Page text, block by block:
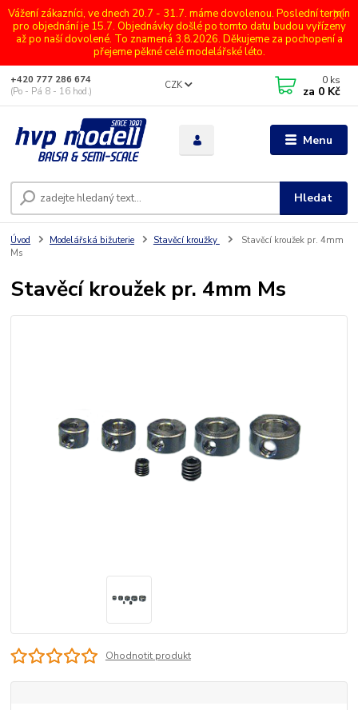
Vážení zákazníci, ve dnech 20.7 - 31.7. máme dovolenou. Poslední termín
pro objednání je 15.7. Objednávky došlé po tomto datu budou vyřízeny
až po naší dovolené. To znamená 3.8.2026. Děkujeme za pochopení a
přejeme pěkné celé modelářské léto.
Menu
CZK
Hledat
+420 777 286 674
(Po - Pá 8 - 16 hod.)
0 ks
za 0 Kč
Úvod Modelářská bižuterie Stavěcí kroužky
Stavěcí kroužek pr. 4mm
Ms
Stavěcí kroužek pr. 4mm Ms
Ohodnotit produkt